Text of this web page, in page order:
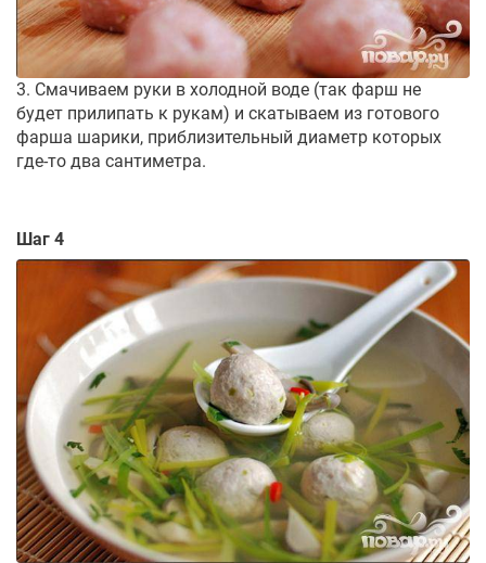
3. Смачиваем руки в холодной воде (так фарш не
будет прилипать к рукам) и скатываем из готового
фарша шарики, приблизительный диаметр которых
где-то два сантиметра.
Шаг 4